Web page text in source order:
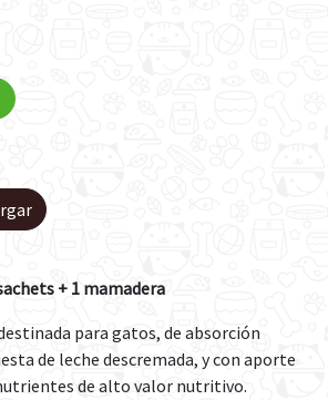
+ 1 mamadera
para gatos, de absorción
de leche descremada, y con aporte
de alto valor nutritivo.